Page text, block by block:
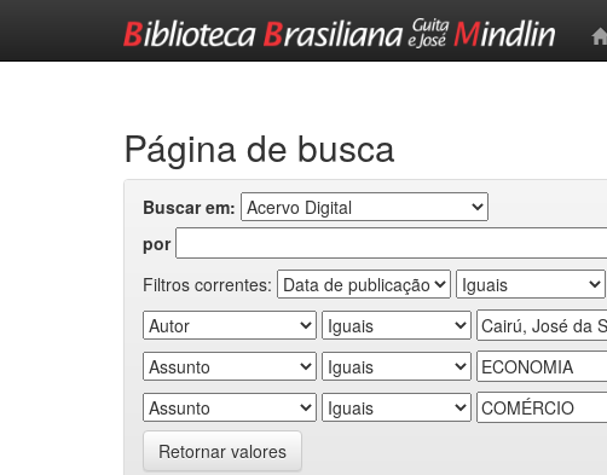
Página de busca
Buscar em:
por
Filtros correntes:
Retornar valores